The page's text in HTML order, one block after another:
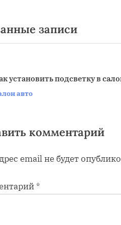
записи
установить подсветку в
авто
комментарий
email не будет
*